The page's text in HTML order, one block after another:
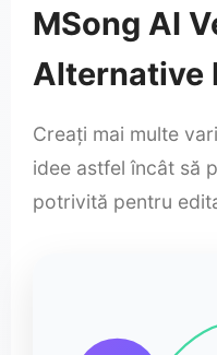
MSong AI
Alternative
Creați mai multe
idee astfel încât să
potrivită pentru